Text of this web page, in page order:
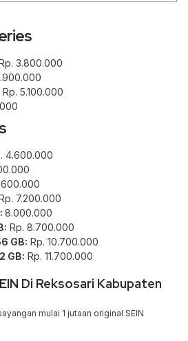
3.800.000
Rp. 5.100.000
4.600.000
7.200.000
8.000.000
Rp. 8.700.000
GB: Rp. 10.700.000
GB: Rp. 11.700.000
Di Reksosari Kabupaten
mulai 1 jutaan original SEIN